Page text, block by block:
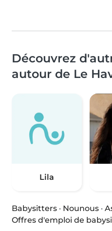
Découvrez
autour de Le
Lila
Babysitters · Nounous ·
Offres d'emploi de